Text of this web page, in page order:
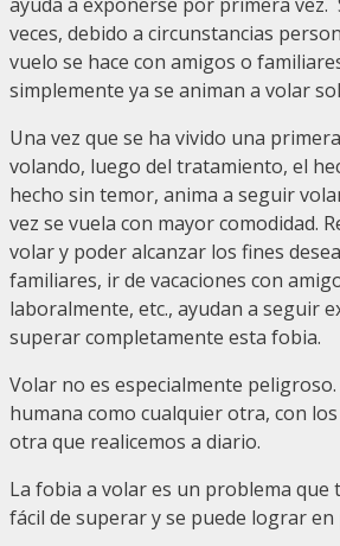
veces, debido a circunstancias
vuelo se hace con amigos o
simplemente ya se animan a volar
Una vez que se ha vivido una
volando, luego del tratamiento, el
hecho sin temor, anima a seguir
vez se vuela con mayor comodidad.
volar y poder alcanzar los fines
familiares, ir de vacaciones con
laboralmente, etc., ayudan a seguir
superar completamente esta fobia.
Volar no es especialmente peligroso.
humana como cualquier otra, con
otra que realicemos a diario.
La fobia a volar es un problema que
fácil de superar y se puede lograr en